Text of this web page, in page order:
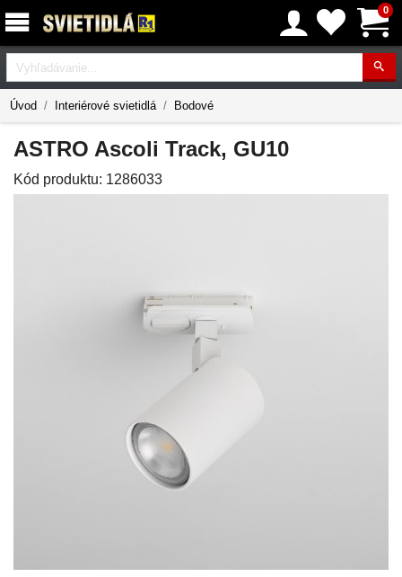
0
Vyhľadávanie
Úvod Interiérové svietidlá Bodové
ASTRO Ascoli Track, GU10
Kód produktu: 1286033